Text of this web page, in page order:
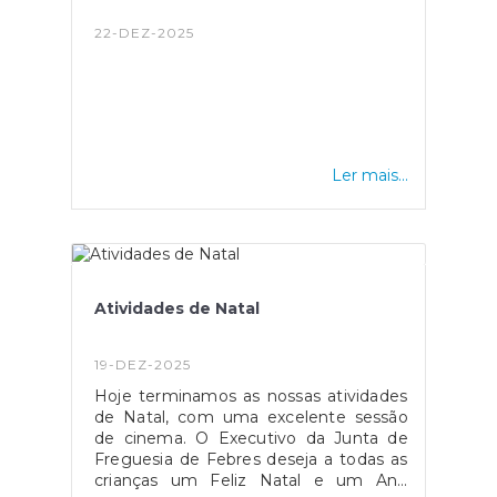
histórica do Conselheiro Costa Soares,
22-DEZ-2025
Ler mais...
Atividades de Natal
19-DEZ-2025
Hoje terminamos as nossas atividades
de Natal, com uma excelente sessão
de cinema. O Executivo da Junta de
Freguesia de Febres deseja a todas as
crianças um Feliz Natal e um Ano